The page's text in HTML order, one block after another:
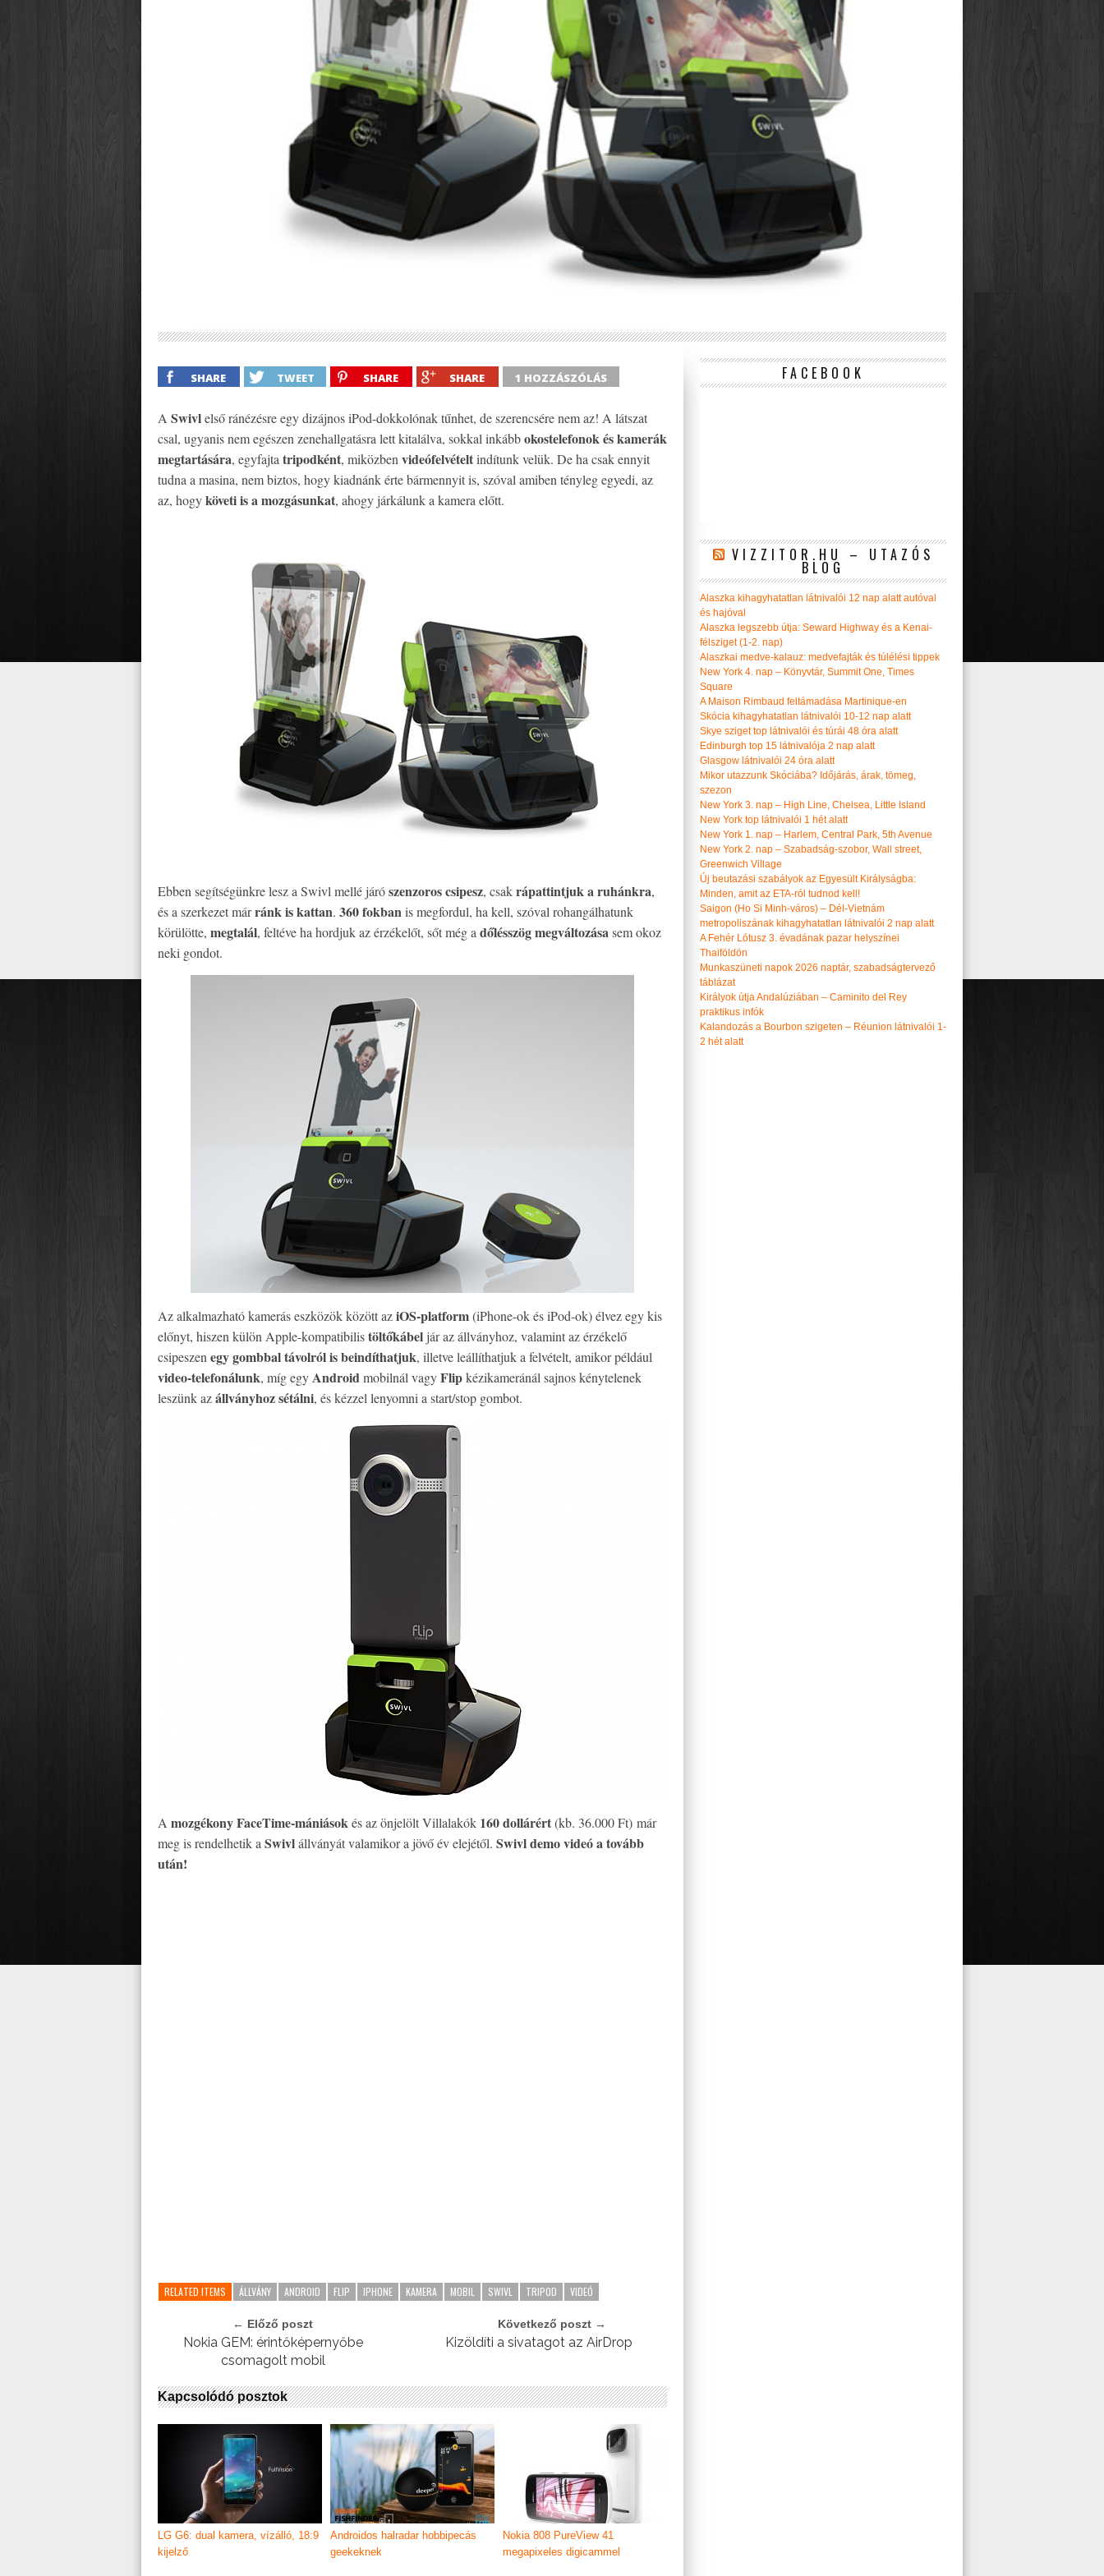
SHARE TWEET SHARE SHARE 1 HOZZÁSZÓLÁS
A Swivlelső ránézésre egy dizájnos iPod-dokkolónak tűnhet, de szerencsére nem az! A látszat
csal, ugyanis nem egészen zenehallgatásra lett kitalálva, sokkal inkábbokostelefonok és kamerák
megtartására, egyfajta tripodként, miközben videófelvételtindítunk velük. De ha csak ennyit
tudna a masina, nem biztos, hogy kiadnánk érte bármennyit is, szóval amiben tényleg egyedi, az
az, hogyköveti is a mozgásunkat, ahogy járkálunk a kamera előtt.
Ebben segítségünkre lesz a Swivl mellé járószenzoros csipesz, csakrápattintjuk a ruhánkra,
és a szerkezet márránk is kattan. 360 fokbanis megfordul, ha kell, szóval rohangálhatunk
körülötte, megtalál, feltéve ha hordjuk az érzékelőt, sőt még a dőlésszög megváltozásasem okoz
neki gondot.
Az alkalmazható kamerás eszközök között aziOS-platform(iPhone-ok és iPod-ok) élvez egy kis
előnyt, hiszen külön Apple-kompatibilistöltőkábel jár az állványhoz, valamint az érzékelő
csipeszen egy gombbal távolról is beindíthatjuk, illetve leállíthatjuk a felvételt, amikor például
video-telefonálunk, míg egyAndroidmobilnál vagyFlipkézikameránál sajnos kénytelenek
leszünk azállványhoz sétálni, és kézzel lenyomni a start/stop gombot.
A mozgékony FaceTime-mániásokés az önjelölt Villalakók 160 dollárért(kb. 36.000 Ft) már
meg is rendelhetik a Swivlállványát valamikor a jövő év elejétől. Swivl demo videó a tovább
után!
RELATED ITEMS ÁLLVÁNY ANDROID FLIP IPHONE KAMERA MOBIL SWIVL TRIPOD VIDEÓ
← Előző poszt
Nokia GEM: érintőképernyőbe
csomagolt mobil
Következő poszt →
Kizöldíti a sivatagot az AirDrop
Kapcsolódó posztok
LG G6: dual kamera, vízálló, 18:9
kijelző
Androidos halradar hobbipecás
geekeknek
Nokia 808 PureView 41
megapixeles digicammel
FACEBOOK
VIZZITOR.HU – UTAZÓS
BLOG
Alaszka kihagyhatatlan látnivalói 12 nap alatt autóval
és hajóval
Alaszka legszebb útja: Seward Highway és a Kenai-
félsziget (1-2. nap)
Alaszkai medve-kalauz: medvefajták és túlélési tippek
New York 4. nap – Könyvtár, Summit One, Times
Square
A Maison Rimbaud feltámadása Martinique-en
Skócia kihagyhatatlan látnivalói 10-12 nap alatt
Skye sziget top látnivalói és túrái 48 óra alatt
Edinburgh top 15 látnivalója 2 nap alatt
Glasgow látnivalói 24 óra alatt
Mikor utazzunk Skóciába? Időjárás, árak, tömeg,
szezon
New York 3. nap – High Line, Chelsea, Little Island
New York top látnivalói 1 hét alatt
New York 1. nap – Harlem, Central Park, 5th Avenue
New York 2. nap – Szabadság-szobor, Wall street,
Greenwich Village
Új beutazási szabályok az Egyesült Királyságba:
Minden, amit az ETA-ról tudnod kell!
Saigon (Ho Si Minh-város) – Dél-Vietnám
metropoliszának kihagyhatatlan látnivalói 2 nap alatt
A Fehér Lótusz 3. évadának pazar helyszínei
Thaiföldön
Munkaszüneti napok 2026 naptár, szabadságtervező
táblázat
Királyok útja Andalúziában – Caminito del Rey
praktikus infók
Kalandozás a Bourbon szigeten – Réunion látnivalói 1-
2 hét alatt